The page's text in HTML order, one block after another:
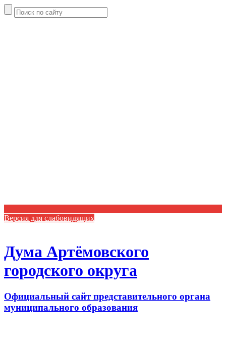
Версия для слабовидящих
Дума Артёмовского
городского округа
Официальный сайт представительного органа
муниципального образования